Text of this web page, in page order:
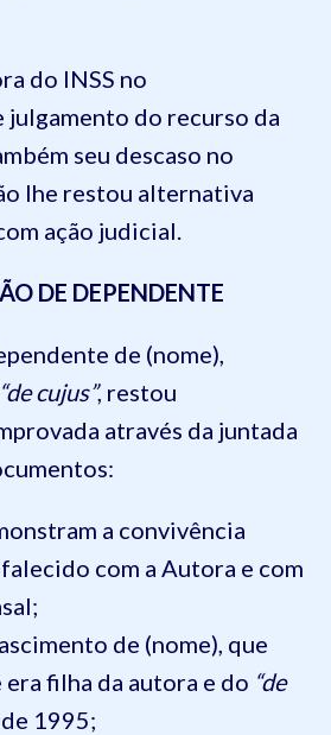
do INSS no
julgamento do recurso da
seu descaso no
lhe restou alternativa
ação judicial.
DE DEPENDENTE
de (nome),
“de cujus”, restou
através da juntada
a convivência
com a Autora e com
de (nome), que
filha da autora e do “de
1995;